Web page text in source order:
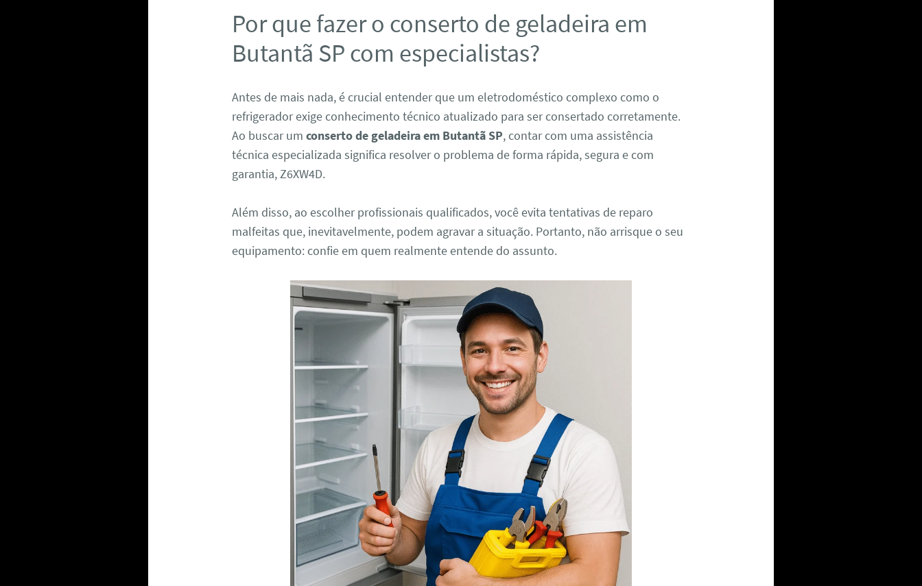
Por que fazer o conserto de geladeira em
Butantã SP com especialistas?
Antes de mais nada, é crucial entender que um eletrodoméstico complexo como o
refrigerador exige conhecimento técnico atualizado para ser consertado corretamente.
Ao buscar umconserto de geladeira em Butantã SP, contar com uma assistência
técnica especializada significa resolver o problema de forma rápida, segura e com
garantia, Z6XW4D.
Além disso, ao escolher profissionais qualificados, você evita tentativas de reparo
malfeitas que, inevitavelmente, podem agravar a situação. Portanto, não arrisque o seu
equipamento: confie em quem realmente entende do assunto.